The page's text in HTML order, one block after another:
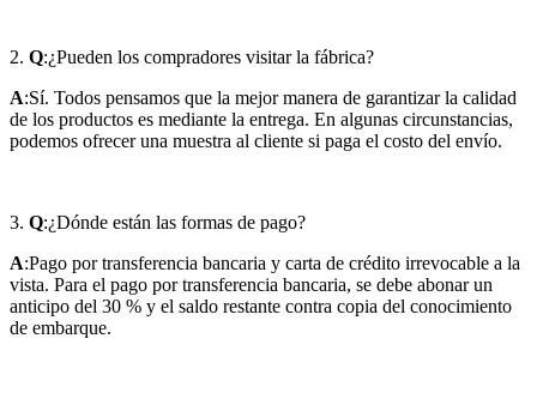
2. Q:¿Pueden los compradores visitar la fábrica?
A:Sí. Todos pensamos que la mejor manera de garantizar la calidad
de los productos es mediante la entrega. En algunas circunstancias,
podemos ofrecer una muestra al cliente si paga el costo del envío.
3. Q:¿Dónde están las formas de pago?
A:Pago por transferencia bancaria y carta de crédito irrevocable a la
vista. Para el pago por transferencia bancaria, se debe abonar un
anticipo del 30 % y el saldo restante contra copia del conocimiento
de embarque.